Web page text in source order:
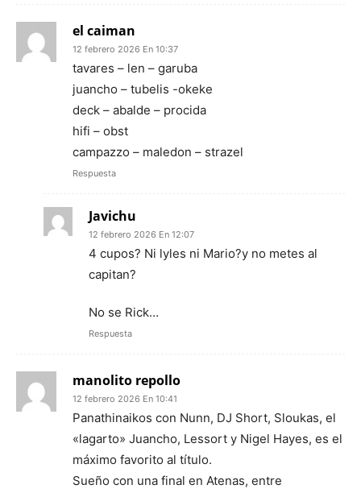
el caiman
12 febrero 2026 En 10:37
tavares – len – garuba
juancho – tubelis -okeke
deck – abalde – procida
hifi – obst
campazzo – maledon – strazel
Respuesta
Javichu
12 febrero 2026 En 12:07
4 cupos? Ni lyles ni Mario?y no metes al
capitan?
No se Rick…
Respuesta
manolito repollo
12 febrero 2026 En 10:41
Panathinaikos con Nunn, DJ Short, Sloukas, el
«lagarto» Juancho, Lessort y Nigel Hayes, es el
máximo favorito al título.
Sueño con una final en Atenas, entre